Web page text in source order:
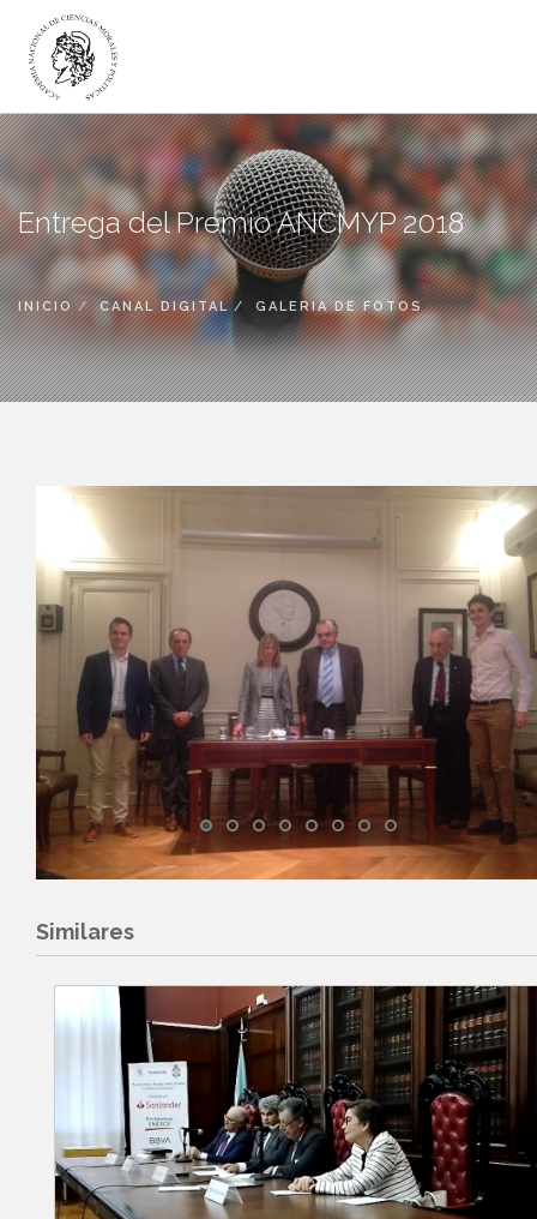
LA ACADEMIA
ACADÉMICOS
INSTITUTOS
DICTÁMENES
PUBLICACIONES
CANAL DIGITAL
BIBLIOTECA
Entrega del Premio ANCMYP 2018
INICIO CANAL DIGITAL GALERIA DE FOTOS
Similares